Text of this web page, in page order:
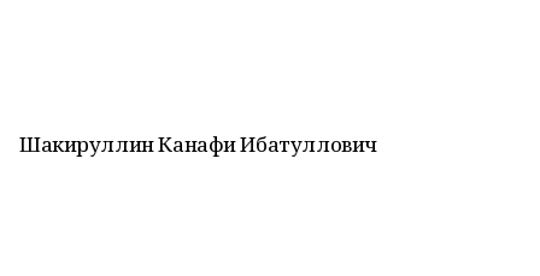
Шакируллин Канафи Ибатуллович